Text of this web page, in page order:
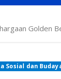
Golden
Sosial dan